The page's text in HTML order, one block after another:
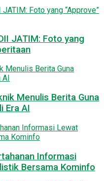
JATIM: Foto yang
Menulis Berita Guna
Era AI
Informasi
Bersama Kominfo